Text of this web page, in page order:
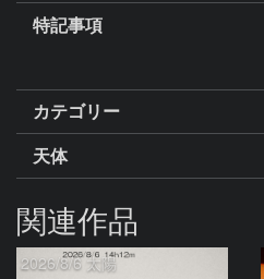
特記事項
カテゴリー
天体
関連作品
2026/8/6 太陽